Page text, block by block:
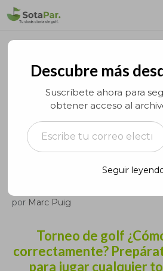
Saltar
Preparación mental
por Marc Puig
Torneo de golf
correctamente?
para jugar cualquier
Descubre más
Suscríbete ahora para
obtener acceso al
Escribe tu correo electrónico…
Seguir